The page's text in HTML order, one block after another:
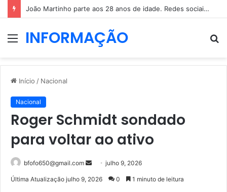
João Martinho parte aos 28 anos de idade. Redes sociais enchem-se de mensagens
MenuINFORMAÇÃO
Início / Nacional
Nacional
Roger Schmidt sondado
para voltar ao ativo
bfofo650@gmail.com
Mandejulho 9, 2026
Última Atualização julho 9, 2026 0 1 minuto de leitura